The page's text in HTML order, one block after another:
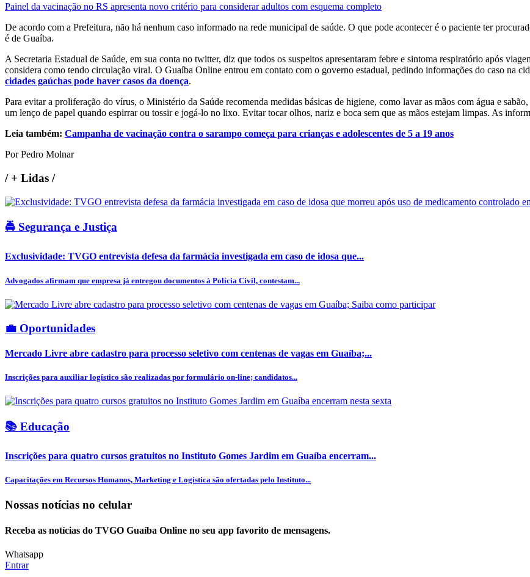
Painel da vacinação no RS apresenta novo critério para considerar adultos com esquema completo
De acordo com a Prefeitura, não há nenhum caso informado na rede municipal de saúde. O que pode acontecer é o paciente ter
é de Guaíba.
A Secretaria Estadual de Saúde, em sua conta no twitter, diz que todos os suspeitos apresentaram febre e sintoma respiratório após
considera como tendo circulação viral. O Guaíba Online entrou em contato com o governo estadual, pedindo informações do caso na
cidades gaúchas pode haver casos da doença.
Para evitar a proliferação do vírus, o Ministério da Saúde recomenda medidas básicas de higiene, como lavar as mãos com água e
um lenço de papel quando espirrar ou tossir e jogá-lo no lixo. Evitar tocar olhos, nariz e boca sem que as mãos estejam limpas. As
Leia também: Campanha de vacinação contra o sarampo começa para crianças e adolescentes de 5 a 19 anos
Por Pedro Molnar
/+ Lidas /
🚔 Segurança e Justiça
Exclusividade: TVGO entrevista defesa da farmácia investigada em caso de idosa que...
Advogados afirmam que empresa já entregou documentos à Polícia Civil, contestam...
💼 Oportunidades
Mercado Livre abre cadastro para processo seletivo com centenas de vagas em Guaíba;...
Inscrições para auxiliar logístico são realizadas por formulário on-line; candidatos...
📚 Educação
Inscrições para quatro cursos gratuitos no Instituto Gomes Jardim em Guaíba encerram...
Capacitações em Recursos Humanos, Marketing e Logística são ofertadas pelo Instituto...
Nossas notícias no celular
Receba as notícias do TVGO Guaíba Online no seu app favorito de mensagens.
Whatsapp
Entrar